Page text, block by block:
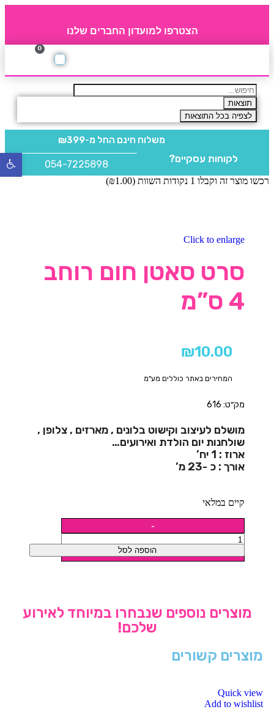
הצטרפו למועדון החברים שלנו
0
תוצאות
לצפיה בכל התוצאות
משלוח חינם החל מ-₪399
לקוחות עסקיים? 054-7225898
רכשו מוצר זה וקבלו 1 נקודות השוות ( ₪1.00
)
Click to enlarge
סרט סאטן חום רוחב
4 ס”מ
₪10.00
המחירים באתר כוללים מע"מ
מק״ט: 616
מושלם לעיצוב וקישוט בלונים , מארזים , צלופן ,
שולחנות יום הולדת ואירועים…
ארוז : 1 יח’
אורך : כ -23 מ’
קיים במלאי
הוספה לסל
מוצרים נוספים שנבחרו במיוחד לאירוע
שלכם!
מוצרים קשורים
Quick view
Add to wishlist
פתח